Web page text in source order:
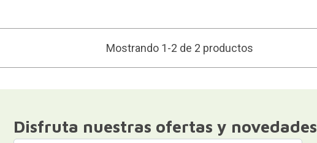
Mostrando 1-2 de 2 productos
Disfruta nuestras ofertas y novedades